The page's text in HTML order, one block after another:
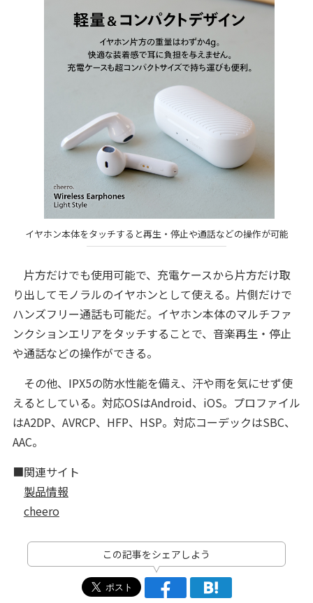
イヤホン本体をタッチすると再生・停止や通話などの操作が可能
片方だけでも使用可能で、充電ケースから片方だけ取
り出してモノラルのイヤホンとして使える。片側だけで
ハンズフリー通話も可能だ。イヤホン本体のマルチファ
ンクションエリアをタッチすることで、音楽再生・停止
や通話などの操作ができる。
その他、IPX5の防水性能を備え、汗や雨を気にせず使
えるとしている。対応OSはAndroid、iOS。プロファイル
はA2DP、AVRCP、HFP、HSP。対応コーデックはSBC、
AAC。
■関連サイト
製品情報
cheero
この記事をシェアしよう